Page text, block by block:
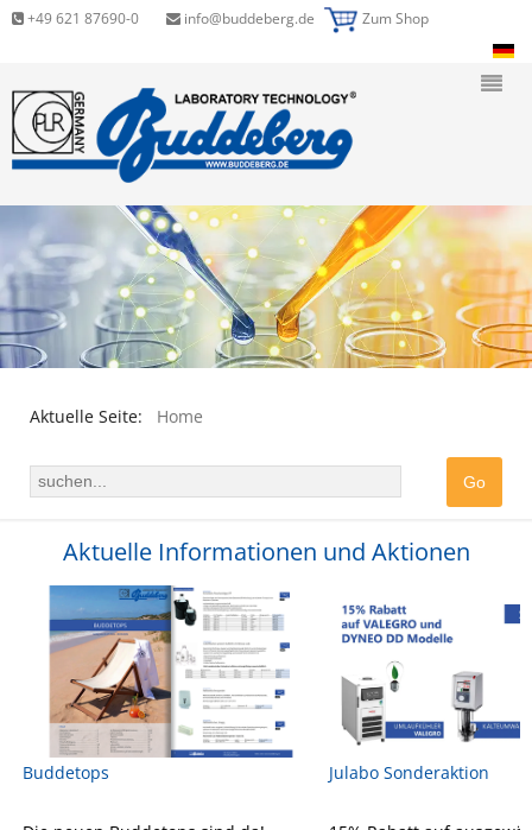
+49 621 87690-0 info@buddeberg.de Zum Shop
Aktuelle Seite: Home
Aktuelle Informationen und Aktionen
Buddetops Julabo Sonderaktion